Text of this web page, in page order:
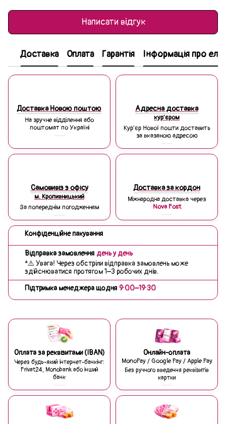
Написати відгук
Доставка Оплата Гарантія Інформація про
Доставка Новою поштою
На зручне відділення або
поштомат по Україні
Адресна доставка
кур'єром
Кур'єр Нової пошти доставить
за вказаною адресою
Самовивіз з офісу
м. Кропивницький
За попереднім погодженням
Доставка за кордон
Міжнародна доставка через
Nova Post
Конфіденційне пакування
Відправка замовлення день у день
*⚠️ Увага! Через обстріли відправка замовлень може
здійснюватися протягом 1–3 робочих днів.
Підтримка менеджера щодня 9:00–19:30
Оплата за реквізитами (IBAN)
Через будь-який інтернет-банкінг:
Privat24, Monobank або інший
банк
Онлайн-оплата
MonoPay / Google Pay / Apple Pay
Без ручного введення реквізитів
картки